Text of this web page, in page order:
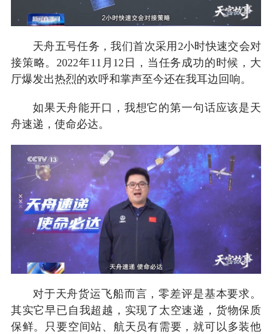
天舟五号任务，我们首次采用2小时快速交会对
接策略。2022年11月12日，当任务成功的时候，大
厅爆发出热烈的欢呼和掌声至今还在我耳边回响。
如果天舟能开口，我想它的第一句话应该是天
舟速递，使命必达。
对于天舟货运飞船而言，零差评是基本要求。
其实它早已自我超越，实现了太空速递，货物保质
保鲜。只要空间站、航天员有需要，就可以多装他